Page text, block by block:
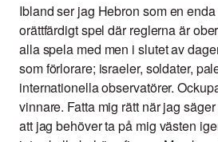
Ibland ser jag Hebron som en
orättfärdigt spel där reglerna är
alla spela med men i slutet av
som förlorare; israeler, soldater,
internationella observatörer.
vinnare. Fatta mig rätt när jag
att jag behöver ta på mig västen